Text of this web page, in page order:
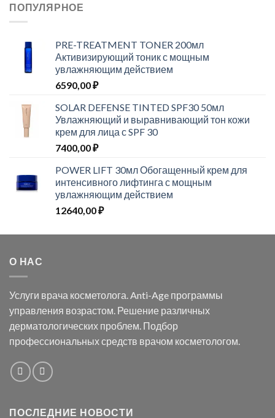
ПОПУЛЯРНОЕ
PRE-TREATMENT TONER 200мл
Активизирующий тоник с мощным
увлажняющим действием
6590,00₽
SOLAR DEFENSE TINTED SPF30 50мл
Увлажняющий и выравнивающий тон кожи
крем для лица с SPF 30
7400,00₽
POWER LIFT 30мл Обогащенный крем для
интенсивного лифтинга с мощным
увлажняющим действием
12640,00₽
О НАС
Услуги врача косметолога. Anti-Age программы
управления возрастом. Решение различных
дерматологических проблем. Подбор
профессиональных средств врачом косметологом.
ПОСЛЕДНИЕ НОВОСТИ